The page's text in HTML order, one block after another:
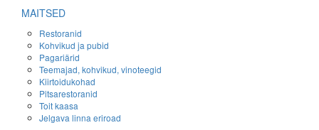
MAITSED
Restoranid
Kohvikud ja pubid
Pagariärid
Teemajad, kohvikud, vinoteegid
Kiirtoidukohad
Pitsarestoranid
Toit kaasa
Jelgava linna eriroad